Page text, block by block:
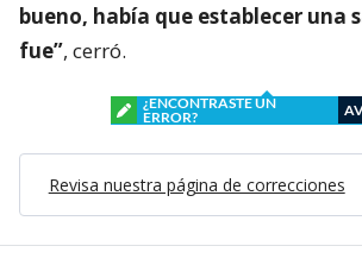
bueno, había que establecer una
fue”, cerró.
¿ENCONTRASTE UN
ERROR?
Revisa nuestra página de correcciones